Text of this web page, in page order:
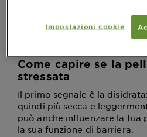
segnali che ti invia quando è
Come capire se la
stressata
Il primo segnale è la
quindi più secca e
può anche influenzare la
la sua funzione di barriera.
Impostazioni cookie